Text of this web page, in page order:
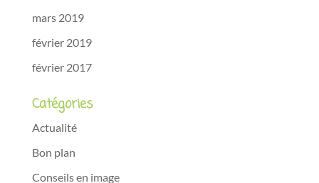
mars 2019
février 2019
février 2017
Catégories
Actualité
Bon plan
Conseils en image